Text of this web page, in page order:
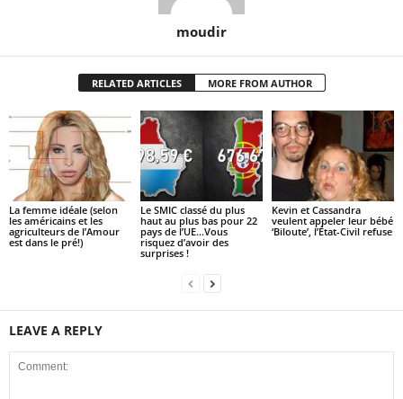
moudir
RELATED ARTICLES MORE FROM AUTHOR
La femme idéale (selon
les américains et les
agriculteurs de l’Amour
est dans le pré!)
Le SMIC classé du plus
haut au plus bas pour 22
pays de l’UE…Vous
risquez d’avoir des
surprises !
Kevin et Cassandra
veulent appeler leur bébé
‘Biloute’, l’État-Civil refuse
LEAVE A REPLY